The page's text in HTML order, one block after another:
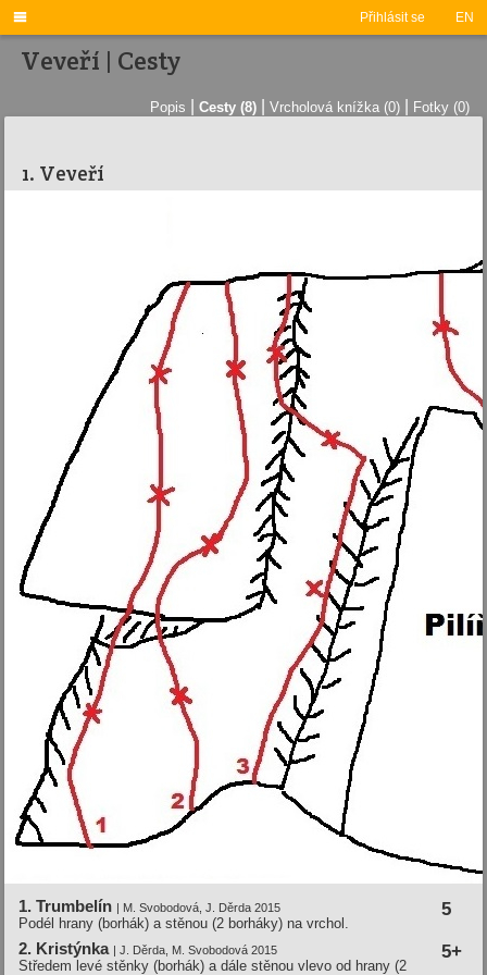
Přihlásit se EN

Veveří | Cesty
Popis Cesty (8) Vrcholová knížka (0) Fotky (0)
1. Veveří
1. Trumbelín | M. Svobodová, J. Děrda 2015 5
Podél hrany (borhák) a stěnou (2 borháky) na vrchol.
2. Kristýnka | J. Děrda, M. Svobodová 2015 5+
Středem levé stěnky (borhák) a dále stěnou vlevo od hrany (2